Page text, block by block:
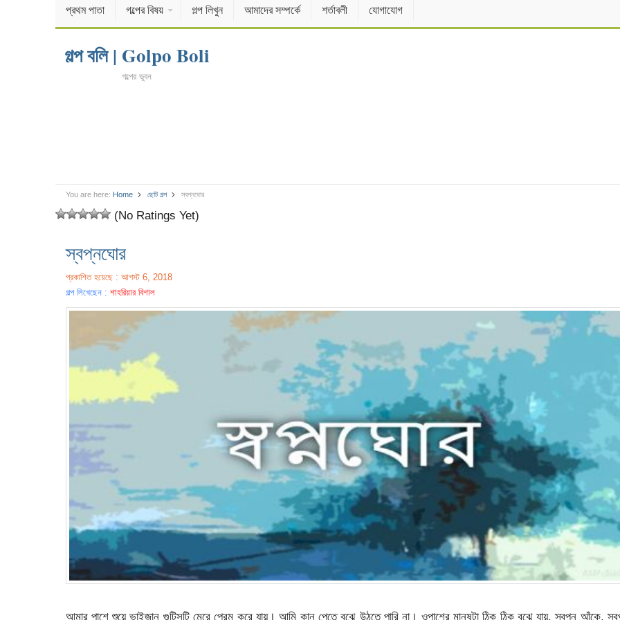
প্রথম পাতা গল্পের বিষয় গল্প লিখুন আমাদের সম্পর্কে শর্তাবলী যোগাযোগ
গল্প বলি | Golpo Boli
গল্পের ভুবন
You are here: Home ছোট গল্প স্বপ্নঘোর
(No Ratings Yet)
স্বপ্নঘোর
প্রকাশিত হয়েছে : আগস্ট 6, 2018
গল্প লিখেছেন : শাহরিয়ার বিশাল
আমার পাশে শুয়ে ভাইজান গুটিসুটি মেরে প্রেম করে যায়। আমি কান পেতে বুঝে উঠতে পারি না। ওপাশের মানুষটা ঠিক ঠিক বুঝে যায়, স্বপ্ন আঁকে,